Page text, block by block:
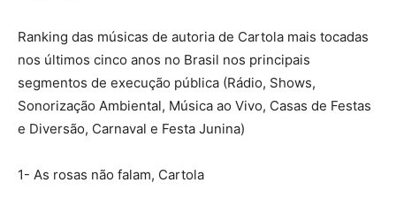
Ranking das músicas de autoria de Cartola mais tocadas
nos últimos cinco anos no Brasil nos principais
segmentos de execução pública (Rádio, Shows,
Sonorização Ambiental, Música ao Vivo, Casas de Festas
e Diversão, Carnaval e Festa Junina)
1- As rosas não falam, Cartola